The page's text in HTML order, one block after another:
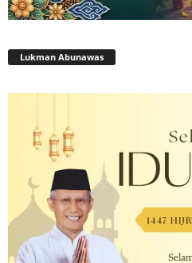
Lukman Abunawas